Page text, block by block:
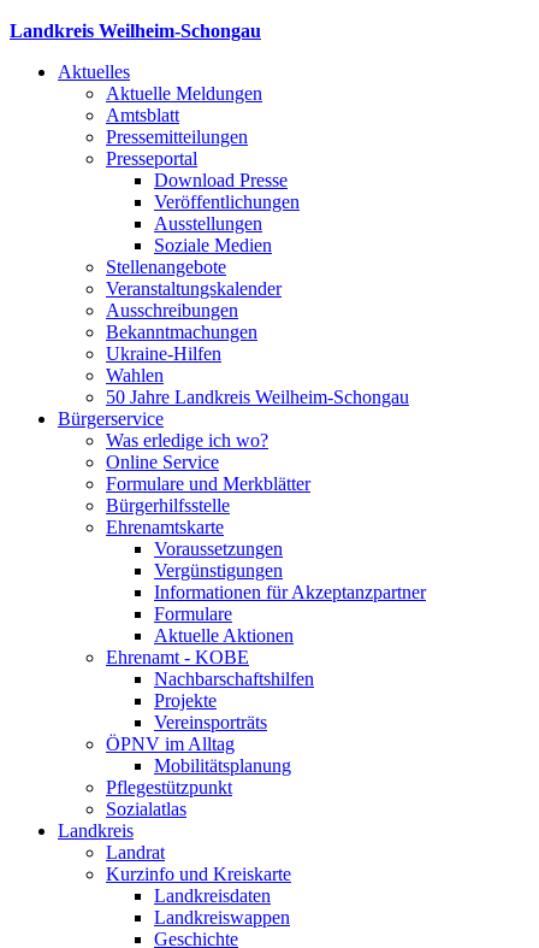
Landkreis Weilheim-Schongau
Aktuelles
Aktuelle Meldungen
Amtsblatt
Pressemitteilungen
Presseportal
Download Presse
Veröffentlichungen
Ausstellungen
Soziale Medien
Stellenangebote
Veranstaltungskalender
Ausschreibungen
Bekanntmachungen
Ukraine-Hilfen
Wahlen
50 Jahre Landkreis Weilheim-Schongau
Bürgerservice
Was erledige ich wo?
Online Service
Formulare und Merkblätter
Bürgerhilfsstelle
Ehrenamtskarte
Voraussetzungen
Vergünstigungen
Informationen für Akzeptanzpartner
Formulare
Aktuelle Aktionen
Ehrenamt - KOBE
Nachbarschaftshilfen
Projekte
Vereinsporträts
ÖPNV im Alltag
Mobilitätsplanung
Pflegestützpunkt
Sozialatlas
Landkreis
Landrat
Kurzinfo und Kreiskarte
Landkreisdaten
Landkreiswappen
Geschichte